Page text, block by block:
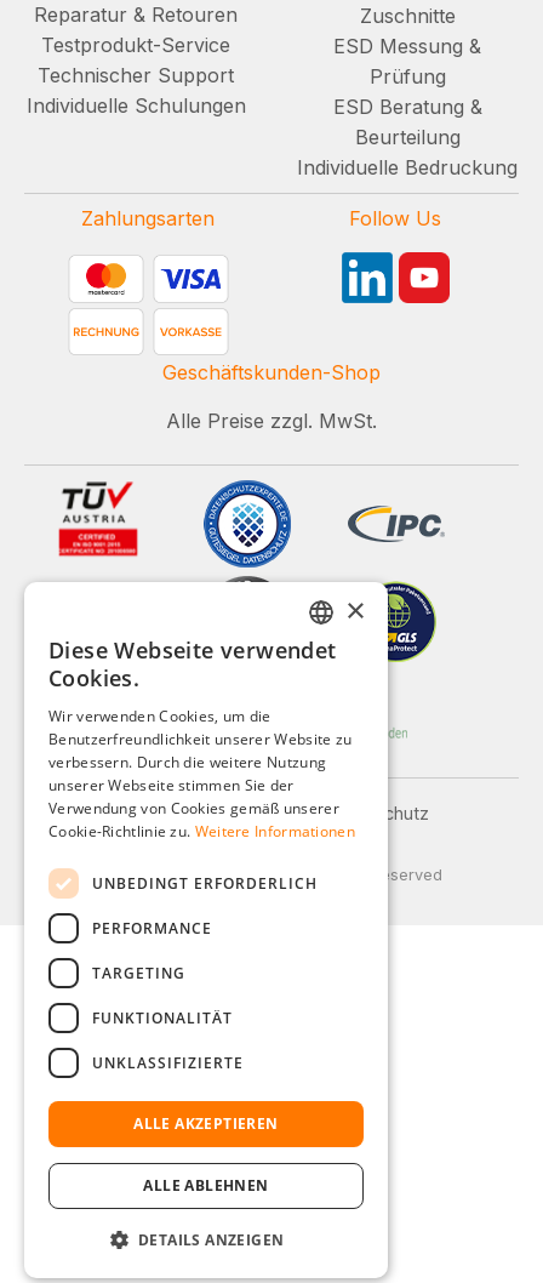
Reparatur & Retouren
Testprodukt-Service
Technischer Support
Individuelle Schulungen
Zuschnitte
ESD Messung &
Prüfung
ESD Beratung &
Beurteilung
Individuelle Bedruckung
Zahlungsarten Follow Us
Geschäftskunden-Shop
Alle Preise zzgl. MwSt.
Impressum AGB
Datenschutz
Versand und Zahlung
© 2026 Weidinger GmbH, All Rights Reserved
GERMAN
FRENCH
DUTCH
×
Diese Webseite verwendet
Cookies.
Wir verwenden Cookies, um die
Benutzerfreundlichkeit unserer Website zu
verbessern. Durch die weitere Nutzung
unserer Webseite stimmen Sie der
Verwendung von Cookies gemäß unserer
Cookie-Richtlinie zu. Weitere Informationen
UNBEDINGT ERFORDERLICH
PERFORMANCE
TARGETING
FUNKTIONALITÄT
UNKLASSIFIZIERTE
ALLE AKZEPTIEREN
ALLE ABLEHNEN
DETAILS ANZEIGEN